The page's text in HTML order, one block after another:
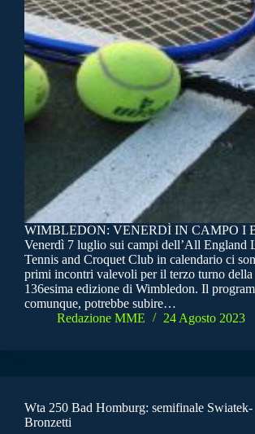
WIMBLEDON: VENERDÌ IN CAMPO I
Venerdì 7 luglio sui campi dell’All England
Tennis and Croquet Club in calendario ci
primi incontri valevoli per il terzo turno della
136esima edizione di Wimbledon. Il
comunque, potrebbe subire…
Redazione MME
24 Agosto 2023
Wta 250 Bad Homburg: semifinale Swiatek-
Bronzetti